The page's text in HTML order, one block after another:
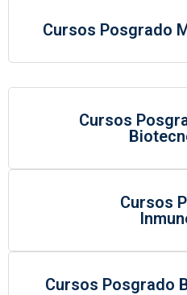
Cursos Posgrado
Cursos
Cursos
Cursos Posgrado